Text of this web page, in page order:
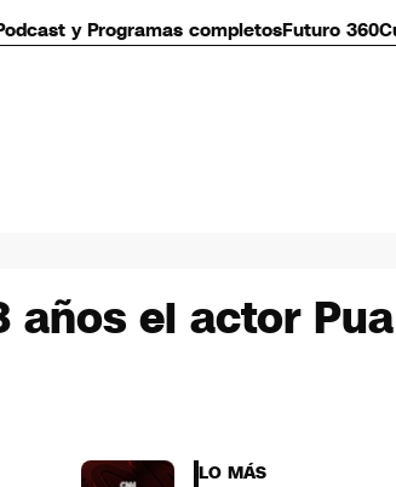
y Programas completosFuturo 360
años el actor
LO MÁS